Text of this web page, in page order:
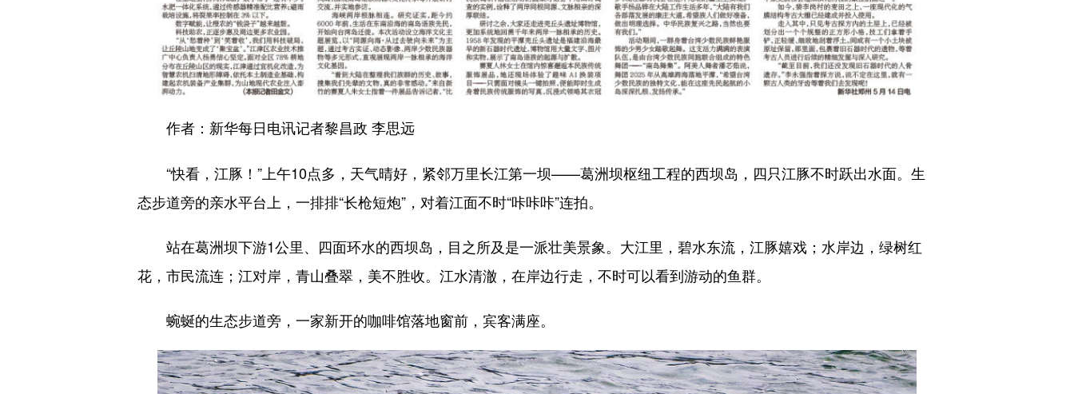
作者：新华每日电讯记者黎昌政 李思远
“快看，江豚！”上午10点多，天气晴好，紧邻万里长江第一坝——葛洲坝枢纽工程的西坝岛，四只江豚不时跃出水面。生
态步道旁的亲水平台上，一排排“长枪短炮”，对着江面不时“咔咔咔”连拍。
站在葛洲坝下游1公里、四面环水的西坝岛，目之所及是一派壮美景象。大江里，碧水东流，江豚嬉戏；水岸边，绿树红
花，市民流连；江对岸，青山叠翠，美不胜收。江水清澈，在岸边行走，不时可以看到游动的鱼群。
蜿蜒的生态步道旁，一家新开的咖啡馆落地窗前，宾客满座。